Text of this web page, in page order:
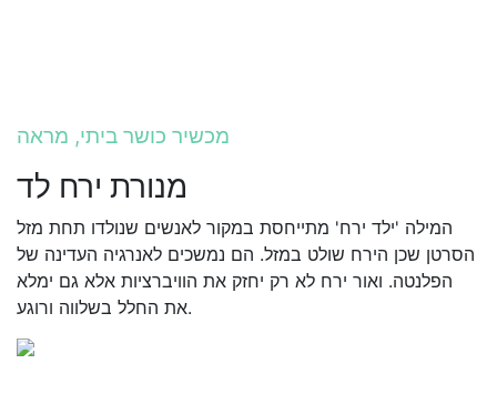
מכשיר כושר ביתי, מראה
מנורת ירח לד
המילה 'ילד ירח' מתייחסת במקור לאנשים שנולדו תחת מזל
הסרטן שכן הירח שולט במזל. הם נמשכים לאנרגיה העדינה של
הפלנטה. ואור ירח לא רק יחזק את הוויברציות אלא גם ימלא
את החלל בשלווה ורוגע.